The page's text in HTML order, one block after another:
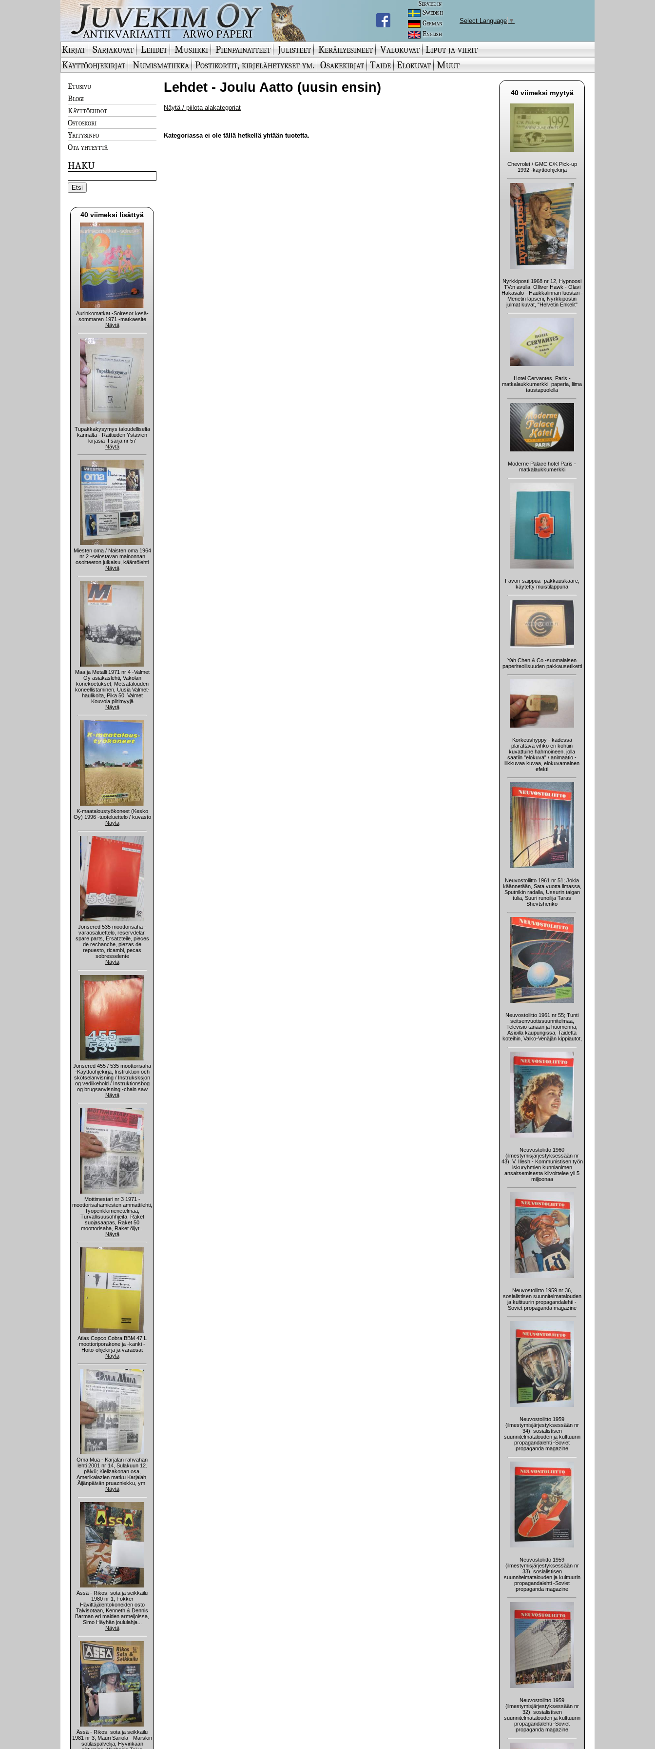
Service in
Swedish
German
English
Select Language ▼
Kirjat Sarjakuvat Lehdet Musiikki Pienpainatteet Julisteet Keräilyesineet Valokuvat Liput ja viirit
Käyttöohjekirjat
Numismatiikka Postikortit, kirjelähetykset ym. Osakekirjat Taide Elokuvat Muut
Etusivu
Blogi
Käyttöehdot
Ostoskori
Yritysinfo
Ota yhteyttä
HAKU
40 viimeksi lisättyä
Aurinkomatkat -Solresor kesä-
sommaren 1971 -matkaesite
Näytä
Tupakkakysymys taloudelliselta
kannalta - Raittiuden Ystävien
kirjasia II sarja nr 57
Näytä
Miesten oma / Naisten oma 1964
nr 2 -selostavan mainonnan
osoitteeton julkaisu, kääntölehti
Näytä
Maa ja Metalli 1971 nr 4 -Valmet
Oy asiakaslehti, Vakolan
konekoetukset, Metsätalouden
koneellistaminen, Uusia Valmet-
haulikoita, Pika 50, Valmet
Kouvola piirimyyjä
Näytä
K-maataloustyökoneet (Kesko
Oy) 1996 -tuoteluettelo / kuvasto
Näytä
Jonsered 535 moottorisaha -
varaosaluettelo, reservdelar,
spare parts, Ersatzteile, pieces
de rechanche, piezas de
repuesto, ricambi, pecas
sobresselente
Näytä
Jonsered 455 / 535 moottorisaha
-Käyttöohjekirja, Instruktion och
skötselanvisning / Instruksksjon
og vedlikehold / Instruktionsbog
og brugsanvisning -chain saw
Näytä
Mottimestari nr 3 1971 -
moottorisahamiesten ammattilehti,
Työpenkkimenetelmää,
Turvallisuusohhjeita, Raket
suojasaapas, Raket 50
moottorisaha, Raket öljyt...
Näytä
Atlas Copco Cobra BBM 47 L
moottoriporakone ja -kanki -
Hoito-ohjekirja ja varaosat
Näytä
Oma Mua - Karjalan rahvahan
lehti 2001 nr 14, Sulakuun 12.
päivü; Kielizakonan osa,
Amerikalazien matku Karjalah,
Äijänpäivän pruazniekku, ym.
Näytä
Ässä - Rikos, sota ja seikkailu
1980 nr 1, Fokker
Hävittäjälentokoneiden osto
Talvisotaan, Kenneth & Dennis
Barman eri maiden armeijoissa,
Simo Häyhän joululahja...
Näytä
Ässä - Rikos, sota ja seikkailu
1981 nr 3, Mauri Sariola - Marskin
sotilaspalvelija, Hyvinkään
Lehdet - Joulu Aatto (uusin ensin)
Näytä / piilota alakategoriat
Kategoriassa ei ole tällä hetkellä yhtään tuotetta.
40 viimeksi myytyä
Chevrolet / GMC C/K Pick-up
1992 -käyttöohjekirja
Nyrkkiposti 1968 nr 12, Hypnoosi
TV:n avulla, Olliver Hawk - Olavi
Hakasalo - Haukkalinnan luostari -
Menetin lapseni, Nyrkkipostin
julmat kuvat, "Helvetin Enkelit"
Hotel Cervantes, Paris -
matkalaukkumerkki, paperia, liima
taustapuolella
Moderne Palace hotel Paris -
matkalaukkumerkki
Favori-saippua -pakkauskääre,
käytetty muistilappuna
Yah Chen & Co -suomalaisen
paperiteollisuuden pakkausetiketti
Korkeushyppy - kädessä
plarattava vihko eri kohtiin
kuvattuine hahmoineen, jolla
saatiin "elokuva" / animaatio -
liikkuvaa kuvaa, elokuvamainen
efekti
Neuvostoliitto 1961 nr 51; Jokia
käännetään, Sata vuotta ilmassa,
Sputnikin radalla, Ussurin taigan
tulia, Suuri runoilija Taras
Shevtshenko
Neuvostoliitto 1961 nr 55; Tunti
seitsenvuotissuunnitelmaa,
Televisio tänään ja huomenna,
Asioilla kaupungissa, Taidetta
koteihin, Valko-Venäjän kippiautot,
Neuvostoliitto 1960
(ilmestymisjärjestyksessään nr
43); V. Illesh - Kommunistisen työn
iskuryhmien kunnianimen
ansaitsemisesta kilvoittelee yli 5
miljoonaa
Neuvostoliitto 1959 nr 36,
sosialistisen suunnitelmatalouden
ja kulttuurin propagandalehti -
Soviet propaganda magazine
Neuvostoliitto 1959
(ilmestymisjärjestyksessään nr
34), sosialistisen
suunnitelmatalouden ja kulttuurin
propagandalehti -Soviet
propaganda magazine
Neuvostoliitto 1959
(ilmestymisjärjestyksessään nr
33), sosialistisen
suunnitelmatalouden ja kulttuurin
propagandalehti -Soviet
propaganda magazine
Neuvostoliitto 1959
(ilmestymisjärjestyksessään nr
32), sosialistisen
suunnitelmatalouden ja kulttuurin
propagandalehti -Soviet
propaganda magazine